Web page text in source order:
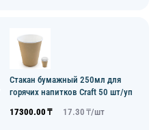
Стакан бумажный 250мл для
горячих напитков Craft 50 шт/уп
17300.00 ₸ 17.30 ₸/шт